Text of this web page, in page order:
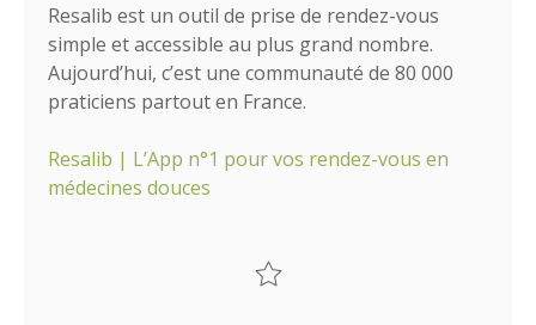
Resalib est un outil de prise de rendez-vous
simple et accessible au plus grand nombre.
Aujourd’hui, c’est une communauté de 80 000
praticiens partout en France.
Resalib | L’App n°1 pour vos rendez-vous en
médecines douces